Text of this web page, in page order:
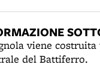
viene
del Battiferro.